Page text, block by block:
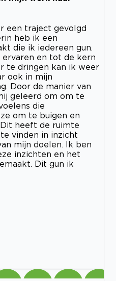
een traject gevolgd
heb ik een
die ik iedereen gun.
en tot de kern
te dringen kan ik weer
ook in mijn
Door de manier van
geleerd om om te
die
om te buigen en
heeft de ruimte
vinden in inzicht
mijn doelen. Ik ben
inzichten en het
Dit gun ik